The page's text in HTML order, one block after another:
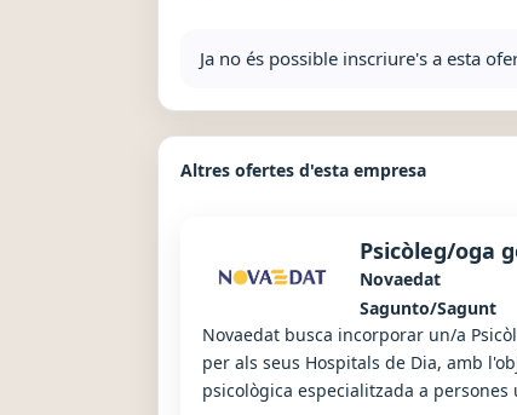
Ja no és possible inscriure's a esta
Altres ofertes d'esta empresa
Psicòleg/oga
Novaedat
Sagunto/Sagunt
Novaedat busca incorporar un/a
per als seus Hospitals de Dia, amb
psicològica especialitzada a persones